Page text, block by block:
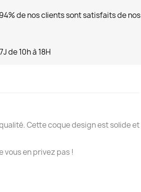
de nos clients sont satisfaits de nos
de 10h à 18H
Cette coque design est solide et
vous en privez pas !